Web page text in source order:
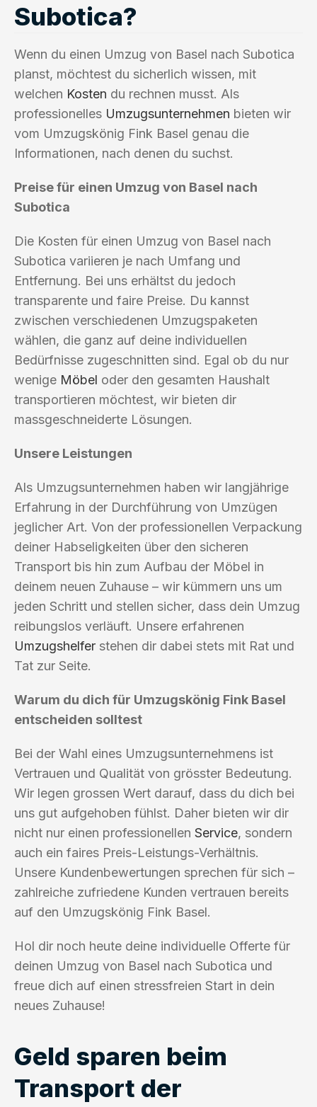
Subotica?
Wenn du einen Umzug von Basel nach Subotica
planst, möchtest du sicherlich wissen, mit
welchen Kosten du rechnen musst. Als
professionelles Umzugsunternehmen bieten wir
vom Umzugskönig Fink Basel genau die
Informationen, nach denen du suchst.
Preise für einen Umzug von Basel nach
Subotica
Die Kosten für einen Umzug von Basel nach
Subotica variieren je nach Umfang und
Entfernung. Bei uns erhältst du jedoch
transparente und faire Preise. Du kannst
zwischen verschiedenen Umzugspaketen
wählen, die ganz auf deine individuellen
Bedürfnisse zugeschnitten sind. Egal ob du nur
wenige Möbel oder den gesamten Haushalt
transportieren möchtest, wir bieten dir
massgeschneiderte Lösungen.
Unsere Leistungen
Als Umzugsunternehmen haben wir langjährige
Erfahrung in der Durchführung von Umzügen
jeglicher Art. Von der professionellen Verpackung
deiner Habseligkeiten über den sicheren
Transport bis hin zum Aufbau der Möbel in
deinem neuen Zuhause – wir kümmern uns um
jeden Schritt und stellen sicher, dass dein Umzug
reibungslos verläuft. Unsere erfahrenen
Umzugshelfer stehen dir dabei stets mit Rat und
Tat zur Seite.
Warum du dich für Umzugskönig Fink Basel
entscheiden solltest
Bei der Wahl eines Umzugsunternehmens ist
Vertrauen und Qualität von grösster Bedeutung.
Wir legen grossen Wert darauf, dass du dich bei
uns gut aufgehoben fühlst. Daher bieten wir dir
nicht nur einen professionellen Service, sondern
auch ein faires Preis-Leistungs-Verhältnis.
Unsere Kundenbewertungen sprechen für sich –
zahlreiche zufriedene Kunden vertrauen bereits
auf den Umzugskönig Fink Basel.
Hol dir noch heute deine individuelle Offerte für
deinen Umzug von Basel nach Subotica und
freue dich auf einen stressfreien Start in dein
neues Zuhause!
Geld sparen beim
Transport der